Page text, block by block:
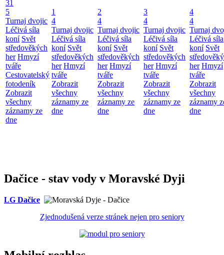
31
5
Turnaj dvojic
Léčivá síla
koní Svět
středověkých
her Hmyzí
tváře
Cestovatelský
fotodeník
Zobrazit
všechny
záznamy ze
dne
1
4
Turnaj dvojic
Léčivá síla
koní Svět
středověkých
her Hmyzí
tváře
Zobrazit
všechny
záznamy ze
dne
2
4
Turnaj dvojic
Léčivá síla
koní Svět
středověkých
her Hmyzí
tváře
Zobrazit
všechny
záznamy ze
dne
3
4
Turnaj dvojic
Léčivá síla
koní Svět
středověkých
her Hmyzí
tváře
Zobrazit
všechny
záznamy ze
dne
4
4
Turnaj
Léčivá síla
koní Svět
her Hmyzí
tváře
Zobrazit
všechny
záznamy
dne
Dačice - stav vody v Moravské Dyji
LG Dačice
Zjednodušená verze stránek nejen pro seniory